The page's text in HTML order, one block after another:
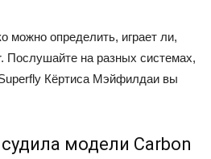
можно определить, играет ли,
Послушайте на разных системах,
Кёртиса Мэйфилдаи вы
модели Carbon